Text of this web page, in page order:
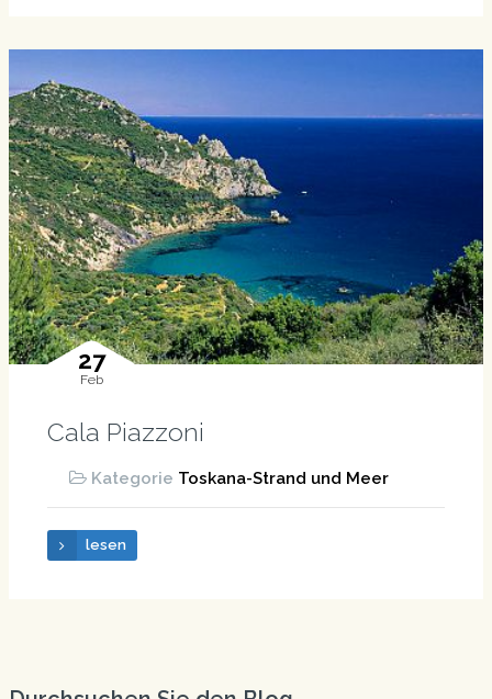
27
Feb
Cala Piazzoni
Kategorie Toskana-Strand und Meer
lesen